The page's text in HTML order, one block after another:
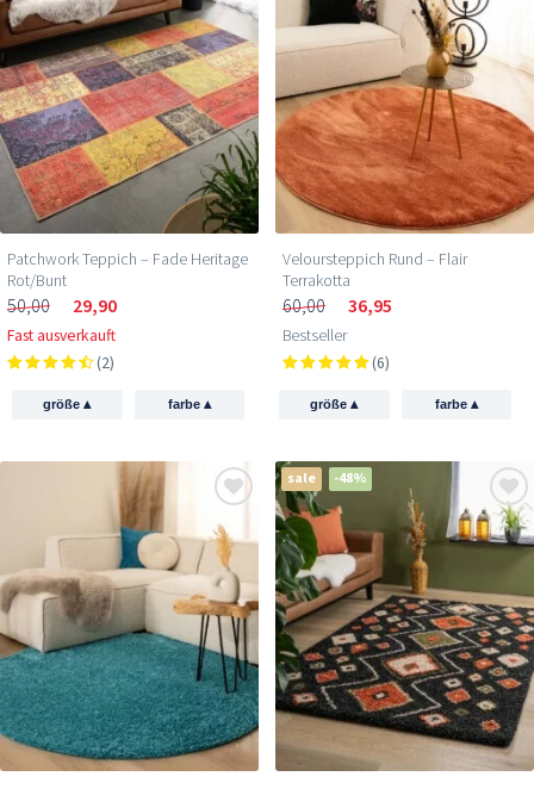
Patchwork Teppich – Fade Heritage
Rot/Bunt
50,00 29,90
Fast ausverkauft
(2)
größe▴ farbe ▴
Veloursteppich Rund – Flair
Terrakotta
60,00 36,95
Bestseller
(6)
größe▴ farbe ▴
sale -48%